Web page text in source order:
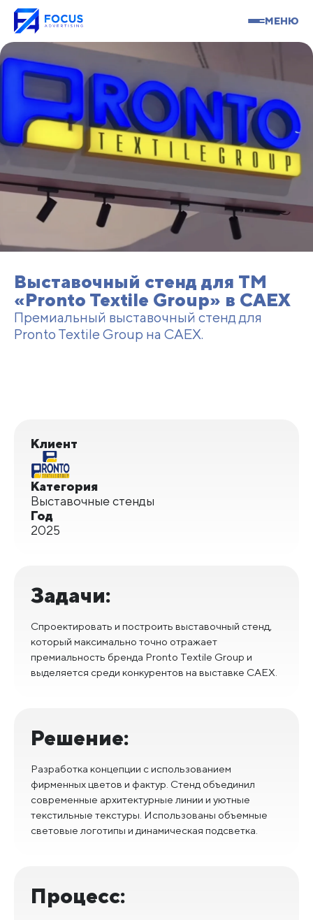
МЕНЮ
Выставочный стенд для TM
«Pronto Textile Group» в CAEX
Премиальный выставочный стенд для
Pronto Textile Group на CAEX.
Клиент
Категория
Выставочные стенды
Год
2025
Задачи:
Спроектировать и построить выставочный стенд,
который максимально точно отражает
премиальность бренда Pronto Textile Group и
выделяется среди конкурентов на выставке CAEX.
Решение:
Разработка концепции с использованием
фирменных цветов и фактур. Стенд объединил
современные архитектурные линии и уютные
текстильные текстуры. Использованы объемные
световые логотипы и динамическая подсветка.
Процесс: